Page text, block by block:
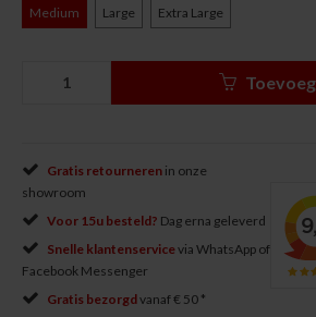
Medium Large Extra Large
Gratis retourneren in onze
showroom
Voor 15u besteld? Dag erna geleverd
Snelle klantenservicevia WhatsApp of
Facebook Messenger
Gratis bezorgdvanaf € 50 *